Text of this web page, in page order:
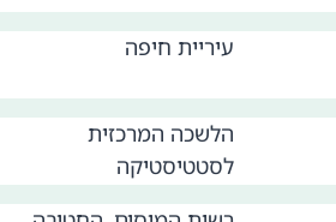
עיריית חיפה
הלשכה המרכזית
לסטטיסטיקה